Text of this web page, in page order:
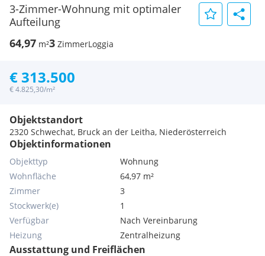
3-Zimmer-Wohnung mit optimaler
Aufteilung
64,97 m²3 ZimmerLoggia
€ 313.500
€ 4.825,30/m²
Objektstandort
2320 Schwechat, Bruck an der Leitha, Niederösterreich
Objektinformationen
Objekttyp
Wohnung
Wohnfläche
64,97 m²
Zimmer
3
Stockwerk(e)
1
Verfügbar
Nach Vereinbarung
Heizung
Zentralheizung
Ausstattung und Freiflächen